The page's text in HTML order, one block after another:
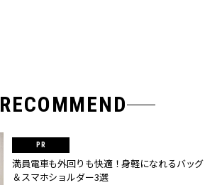
RECOMMEND
満員電車も外回りも快適！身軽になれるバッグ
＆スマホショルダー3選